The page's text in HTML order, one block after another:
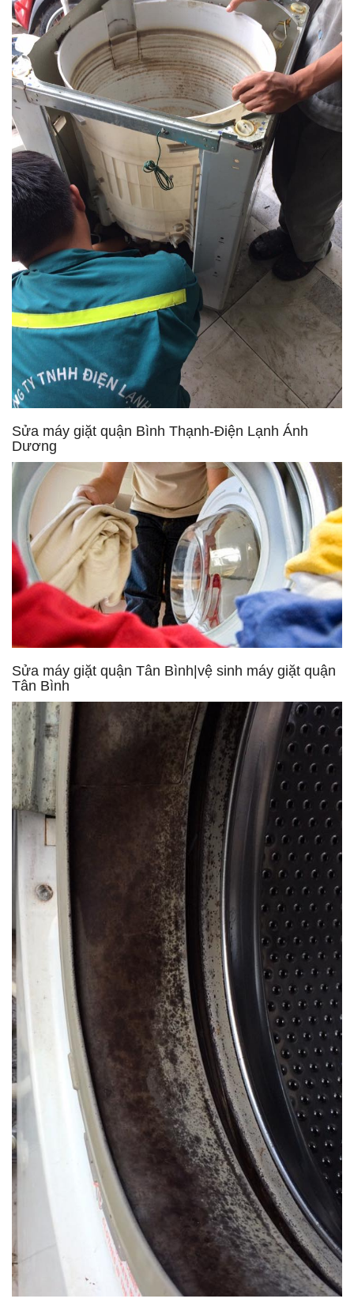
Sửa máy giặt quận Bình Thạnh-Điện Lạnh Ánh
Dương
Sửa máy giặt quận Tân Bình|vệ sinh máy giặt quận
Tân Bình